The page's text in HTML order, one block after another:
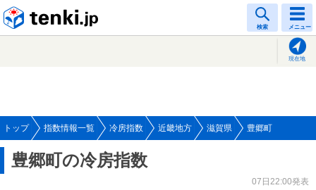
検索 メニュー
現在地
トップ 指数情報一覧 冷房指数 近畿地方 滋賀県 豊郷町
豊郷町の冷房指数
07日22:00発表